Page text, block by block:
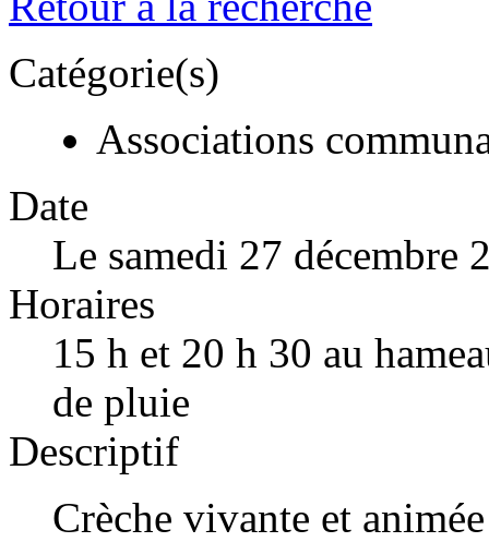
Catégorie(s)
Associations
Date
Le samedi 27 décembre
Horaires
15 h et 20 h 30 au
de pluie
Descriptif
Crèche vivante et